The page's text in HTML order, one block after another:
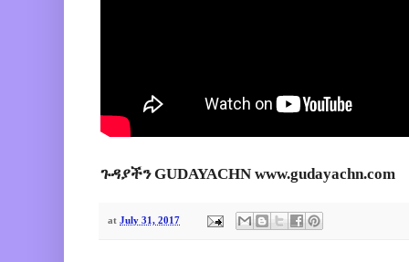
ጉዳያችን GUDAYACHN www.gudayachn.com
at July 31, 2017